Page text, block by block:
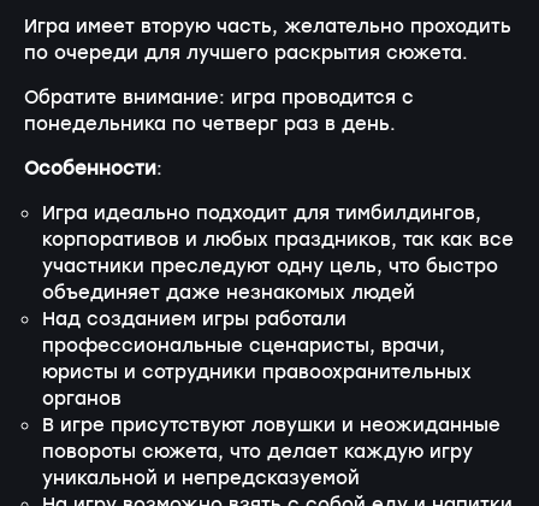
Игра имеет вторую часть, желательно проходить
по очереди для лучшего раскрытия сюжета.
Обратите внимание: игра проводится с
понедельника по четверг раз в день.
Особенности:
Игра идеально подходит для тимбилдингов,
корпоративов и любых праздников, так как все
участники преследуют одну цель, что быстро
объединяет даже незнакомых людей
Над созданием игры работали
профессиональные сценаристы, врачи,
юристы и сотрудники правоохранительных
органов
В игре присутствуют ловушки и неожиданные
повороты сюжета, что делает каждую игру
уникальной и непредсказуемой